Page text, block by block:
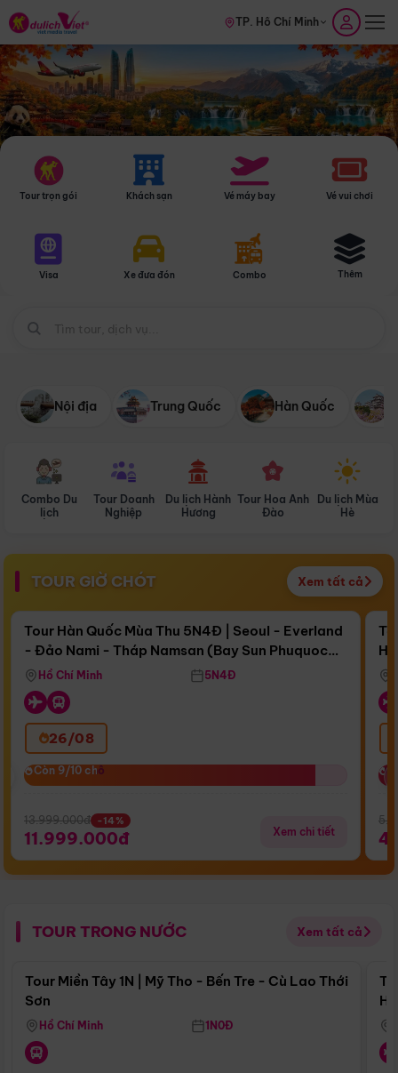
TP. Hồ Chí Minh
Tour trọn gói Khách sạn Vé máy bay Vé vui chơi
Visa Xe đưa đón Combo Thêm
Nội địa Trung Quốc Hàn Quốc
Combo Du
lịch
Tour Doanh
Nghiệp
Du lịch Hành
Hương
Tour Hoa Anh
Đào
Du lịch Mùa
Hè
TOUR GIỜ CHÓT Xem tất cả
Còn17 ngày 09:27:56
Bay Sun Phuquoc Airways
Điểm nổi bật
Tour Hàn Quốc Mùa Thu 5N4Đ | Seoul - Everland
- Đảo Nami - Tháp Namsan (Bay Sun Phuquoc
Airways)
Hồ Chí Minh 5N4Đ
26/08
Còn 9/10 chỗ
Còn 9/10 chỗ
13.999.000đ -14%
11.999.000đ Xem chi tiết
TOUR TRONG NƯỚC Xem tất cả
Điểm nổi bật
Tour Miền Tây 1N | Mỹ Tho - Bến Tre - Cù Lao Thới
Sơn
Hồ Chí Minh 1N0Đ